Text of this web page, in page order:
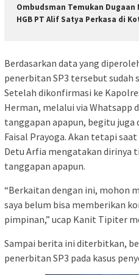
Ombudsman Temukan
HGB PT Alif Satya Perkasa di
Berdasarkan data yang
penerbitan SP3 tersebut sudah
Setelah dikonfirmasi ke
Herman, melalui via Whatsapp
tanggapan apapun, begitu juga
Faisal Prayoga. Akan tetapi
Detu Arfia mengatakan dirinya
tanggapan apapun.
“Berkaitan dengan ini, mohon
saya belum bisa memberikan
pimpinan,” ucap Kanit Tipiter
Sampai berita ini diterbitkan,
penerbitan SP3 pada kasus